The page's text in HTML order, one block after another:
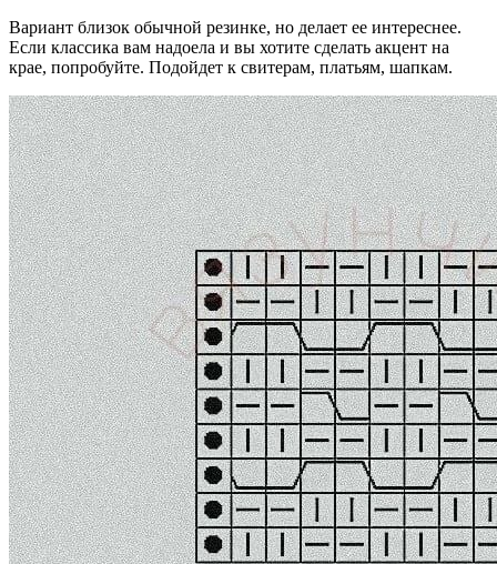
Вариант близок обычной резинке, но делает ее интереснее.
Если классика вам надоела и вы хотите сделать акцент на
крае, попробуйте. Подойдет к свитерам, платьям, шапкам.